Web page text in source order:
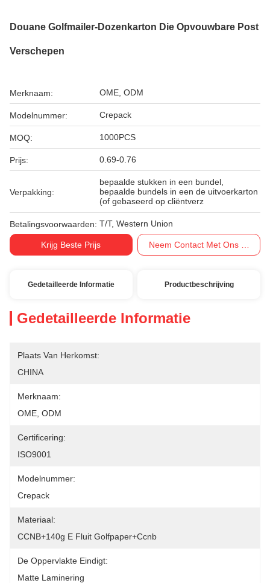
Douane Golfmailer-Dozenkarton Die Opvouwbare Post
Verschepen
Merknaam: OME, ODM
Modelnummer: Crepack
MOQ: 1000PCS
Prijs: 0.69-0.76
Verpakking:
bepaalde stukken in een bundel,
bepaalde bundels in een de uitvoerkarton
(of gebaseerd op cliëntverz
Betalingsvoorwaarden: T/T, Western Union
Krijg Beste Prijs Neem Contact Met Ons Op
Gedetailleerde Informatie Productbeschrijving
Gedetailleerde Informatie
Plaats Van Herkomst:
CHINA
Merknaam:
OME, ODM
Certificering:
ISO9001
Modelnummer:
Crepack
Materiaal:
CCNB+140g E Fluit Golfpaper+ccnb
De Oppervlakte Eindigt:
Matte Laminering